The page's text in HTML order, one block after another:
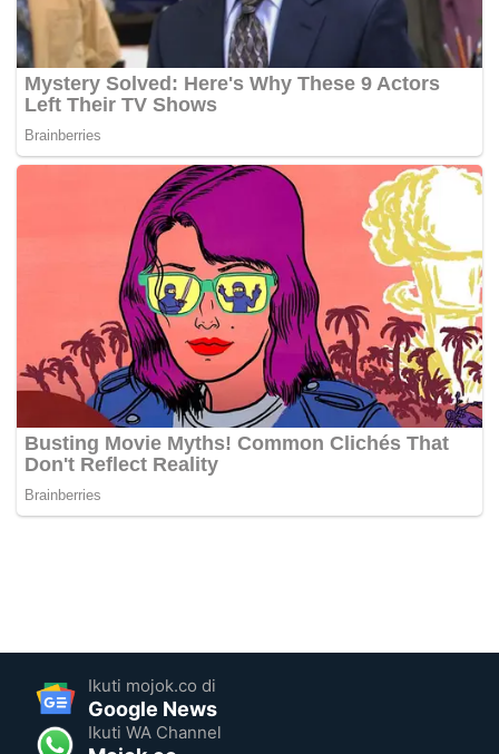
Ikuti mojok.co di
Google News
Ikuti WA Channel